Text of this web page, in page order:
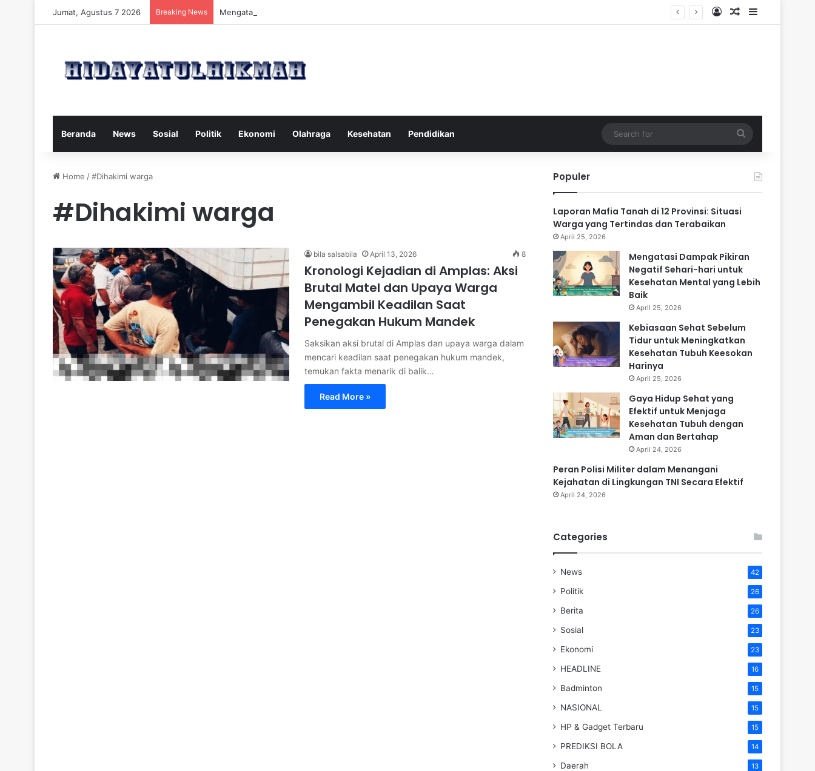
Jumat, Agustus 7 2026 Breaking News Mengatasi Dampak Pikiran Negatif Sehari-hari untuk Kesehatan Mental yang Lebih Baik Log InRandom Article
Sidebar
Beranda News Sosial Politik Ekonomi Olahraga Kesehatan Pendidikan
for
Home /#Dihakimi warga
#Dihakimi warga
bila salsabila April 13, 2026 8
Kronologi Kejadian di Amplas: Aksi
Brutal Matel dan Upaya Warga
Mengambil Keadilan Saat
Penegakan Hukum Mandek
Saksikan aksi brutal di Amplas dan upaya warga dalam
mencari keadilan saat penegakan hukum mandek,
temukan fakta menarik di balik…
Read More »
Populer
Laporan Mafia Tanah di 12 Provinsi: Situasi
Warga yang Tertindas dan Terabaikan
April 25, 2026
Mengatasi Dampak Pikiran
Negatif Sehari-hari untuk
Kesehatan Mental yang Lebih
Baik
April 25, 2026
Kebiasaan Sehat Sebelum
Tidur untuk Meningkatkan
Kesehatan Tubuh Keesokan
Harinya
April 25, 2026
Gaya Hidup Sehat yang
Efektif untuk Menjaga
Kesehatan Tubuh dengan
Aman dan Bertahap
April 24, 2026
Peran Polisi Militer dalam Menangani
Kejahatan di Lingkungan TNI Secara Efektif
April 24, 2026
Categories
News 42
Politik 26
Berita 26
Sosial 23
Ekonomi 23
HEADLINE 16
Badminton 15
NASIONAL 15
HP & Gadget Terbaru 15
PREDIKSI BOLA 14
Daerah 13